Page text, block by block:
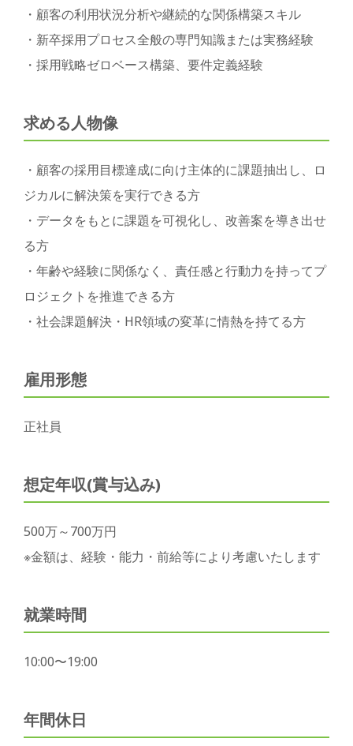
・顧客の利用状況分析や継続的な関係構築スキル
・新卒採用プロセス全般の専門知識または実務経験
・採用戦略ゼロベース構築、要件定義経験
求める人物像
・顧客の採用目標達成に向け主体的に課題抽出し、ロ
ジカルに解決策を実行できる方
・データをもとに課題を可視化し、改善案を導き出せ
る方
・年齢や経験に関係なく、責任感と行動力を持ってプ
ロジェクトを推進できる方
・社会課題解決・HR領域の変革に情熱を持てる方
雇用形態
正社員
想定年収(賞与込み)
500万～700万円
※金額は、経験・能力・前給等により考慮いたします
就業時間
10:00〜19:00
年間休日